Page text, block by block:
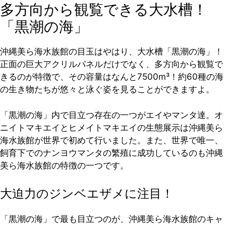
多方向から観覧できる大水槽！
「黒潮の海」
沖縄美ら海水族館の目玉はやはり、大水槽「黒潮の海」！
正面の巨大アクリルパネルだけでなく、多方向から観覧で
きるのが特徴で、その容量はなんと7500m³！約60種の海
の生き物たちが悠々と泳ぐ姿を見ることができますよ。
「黒潮の海」内で目立つ存在の一つがエイやマンタ達。オ
ニイトマキエイとヒメイトマキエイの生態展示は沖縄美ら
海水族館が世界で初めて行いました。また、世界で唯一、
飼育下でのナンヨウマンタの繁殖に成功しているのも沖縄
美ら海水族館の特徴の一つです。
大迫力のジンベエザメに注目！
「黒潮の海」で最も目立つのが、沖縄美ら海水族館のキャ